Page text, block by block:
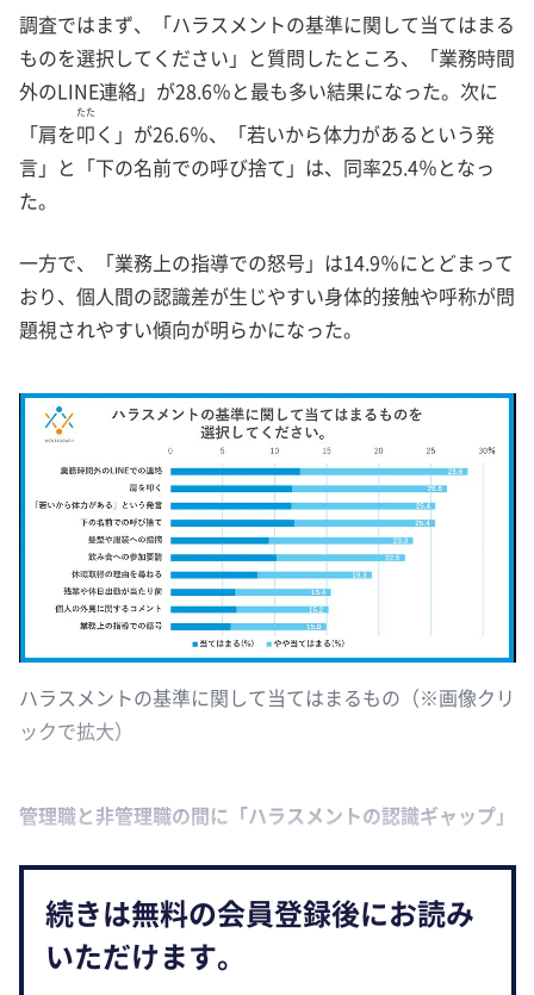
調査ではまず、「ハラスメントの基準に関して当てはまる
ものを選択してください」と質問したところ、「業務時間
外のLINE連絡」が28.6％と最も多い結果になった。次に
「肩を叩
たた
く」が26.6％、「若いから体力があるという発
言」と「下の名前での呼び捨て」は、同率25.4％となっ
た。
一方で、「業務上の指導での怒号」は14.9％にとどまって
おり、個人間の認識差が生じやすい身体的接触や呼称が問
題視されやすい傾向が明らかになった。
ハラスメントの基準に関して当てはまるもの（※画像クリ
ックで拡大）
管理職と非管理職の間に「ハラスメントの認識ギャップ」
続きは無料の会員登録後にお読み
いただけます。